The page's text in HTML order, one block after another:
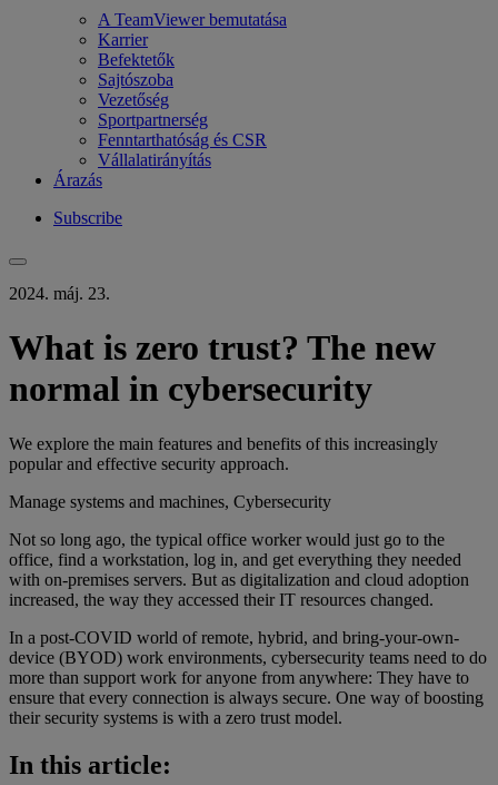
A TeamViewer bemutatása
Karrier
Befektetők
Sajtószoba
Vezetőség
Sportpartnerség
Fenntarthatóság és CSR
Vállalatirányítás
Árazás
Subscribe
2024. máj. 23.
What is zero trust? The new
normal in cybersecurity
We explore the main features and benefits of this increasingly
popular and effective security approach.
Manage systems and machines, Cybersecurity
Not so long ago, the typical office worker would just go to the
office, find a workstation, log in, and get everything they needed
with on-premises servers. But as digitalization and cloud adoption
increased, the way they accessed their IT resources changed.
In a post-COVID world of remote, hybrid, and bring-your-own-
device (BYOD) work environments, cybersecurity teams need to do
more than support work for anyone from anywhere: They have to
ensure that every connection is always secure. One way of boosting
their security systems is with a zero trust model.
In this article: